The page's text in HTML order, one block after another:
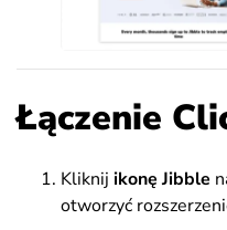
Łączenie
Kliknij ikonę Jibble
otworzyć